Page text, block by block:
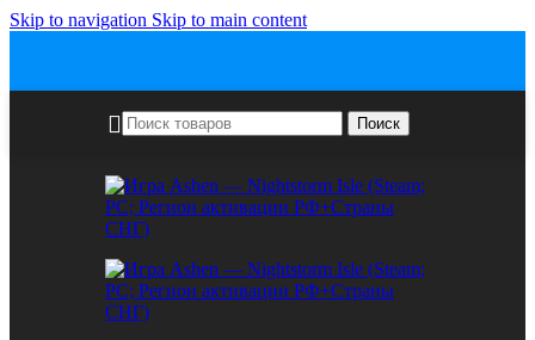
Skip to navigation Skip to main content
Поиск